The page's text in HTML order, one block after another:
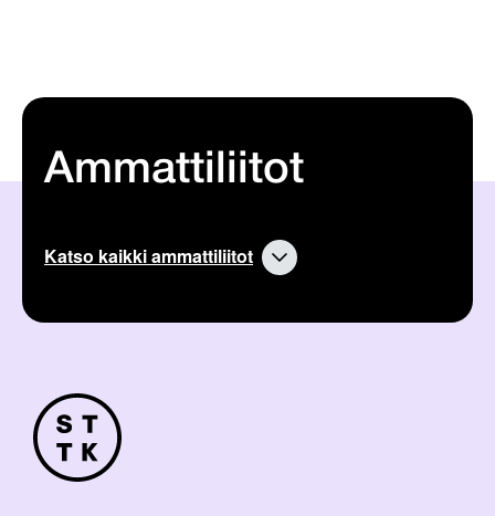
Ammattiliitot
Katso kaikki ammattiliitot